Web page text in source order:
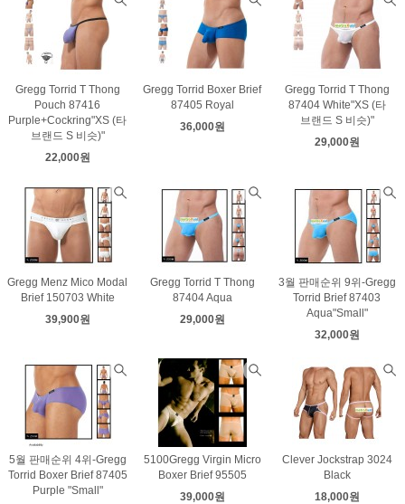
Gregg Torrid T Thong
Pouch 87416
Purple+Cockring"XS (타
브랜드 S 비슷)"
22,000원
Gregg Torrid Boxer Brief
87405 Royal
36,000원
Gregg Torrid T Thong
87404 White"XS (타
브랜드 S 비슷)"
29,000원
Gregg Menz Mico Modal
Brief 150703 White
39,900원
Gregg Torrid T Thong
87404 Aqua
29,000원
3월 판매순위 9위-Gregg
Torrid Brief 87403
Aqua"Small"
32,000원
5월 판매순위 4위-Gregg
Torrid Boxer Brief 87405
Purple "Small"
5100Gregg Virgin Micro
Boxer Brief 95505
39,000원
Clever Jockstrap 3024
Black
18,000원